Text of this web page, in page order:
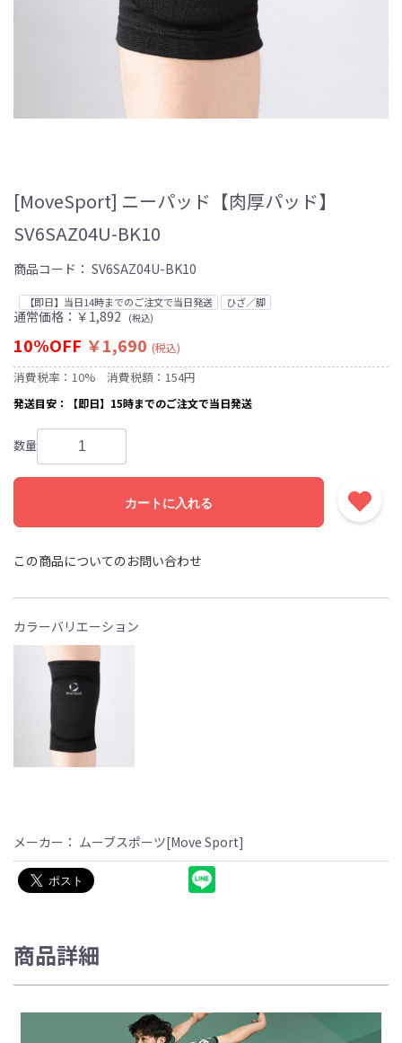
[MoveSport] ニーパッド【肉厚パッド】
SV6SAZ04U-BK10
商品コード： SV6SAZ04U-BK10
【即日】当日14時までのご注文で当日発送 ひざ／脚
通常価格：￥1,892 (税込)
10%OFF ￥1,690 (税込)
消費税率：10% 消費税額：154円
発送目安：【即日】15時までのご注文で当日発送
数量
カートに入れる
この商品についてのお問い合わせ
カラーバリエーション
メーカー： ムーブスポーツ[Move Sport]
商品詳細